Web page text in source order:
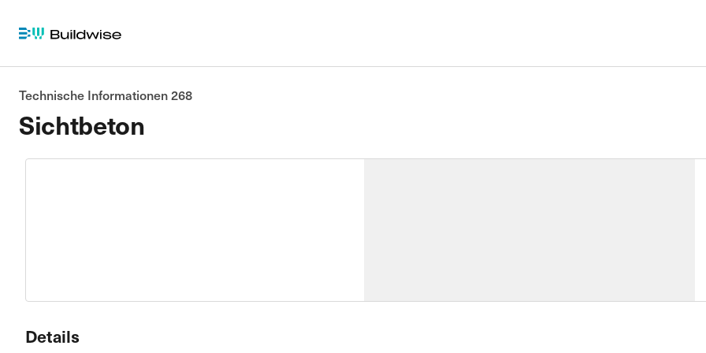
Sichtbeton
Technische Informationen 268
Details